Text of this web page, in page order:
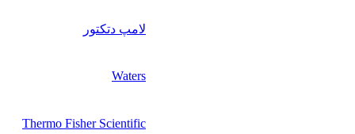
لامپ دتکتور
Waters
Thermo Fisher Scientific